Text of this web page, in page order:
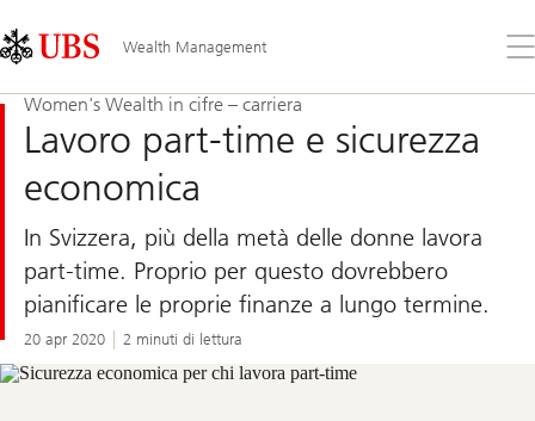
Links
Area
Wealth Management
il
Women's Wealth in cifre – carriera
Lavoro part-time e sicurezza
economica
In Svizzera, più della metà delle donne lavora
part-time. Proprio per questo dovrebbero
pianificare le proprie finanze a lungo termine.
20 apr 2020 2 minuti di lettura